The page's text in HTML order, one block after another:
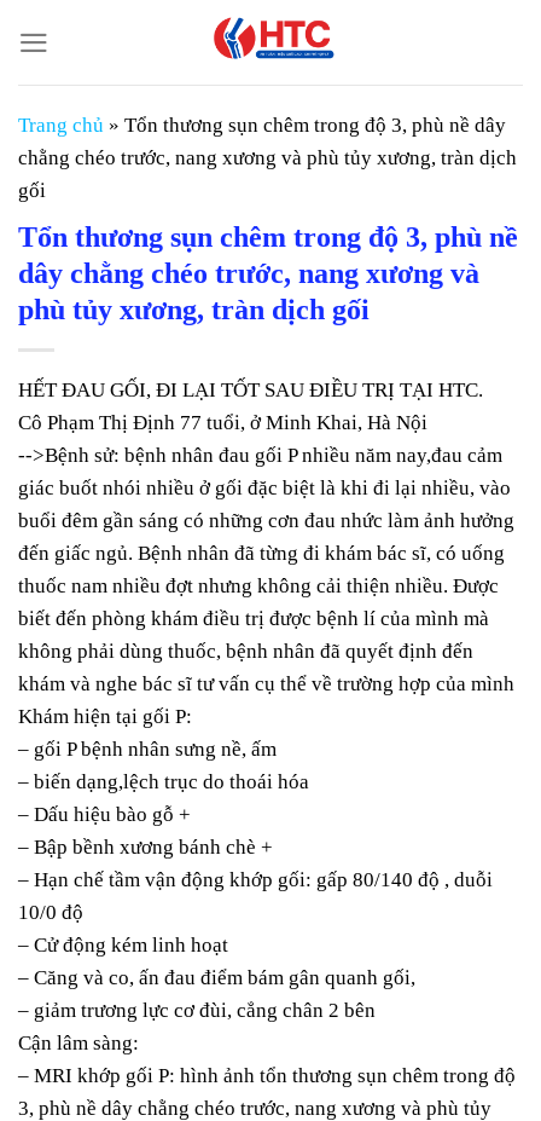
đến
nội
dung
Trang chủ » Tổn thương sụn chêm trong độ 3, phù nề dây
chằng chéo trước, nang xương và phù tủy xương, tràn dịch
gối
Tổn thương sụn chêm trong độ 3, phù nề
dây chằng chéo trước, nang xương và
phù tủy xương, tràn dịch gối
HẾT ĐAU GỐI, ĐI LẠI TỐT SAU ĐIỀU TRỊ TẠI HTC.
Cô Phạm Thị Định 77 tuổi, ở Minh Khai, Hà Nội
-->Bệnh sử: bệnh nhân đau gối P nhiều năm nay,đau cảm
giác buốt nhói nhiều ở gối đặc biệt là khi đi lại nhiều, vào
buổi đêm gần sáng có những cơn đau nhức làm ảnh hưởng
đến giấc ngủ. Bệnh nhân đã từng đi khám bác sĩ, có uống
thuốc nam nhiều đợt nhưng không cải thiện nhiều. Được
biết đến phòng khám điều trị được bệnh lí của mình mà
không phải dùng thuốc, bệnh nhân đã quyết định đến
khám và nghe bác sĩ tư vấn cụ thể về trường hợp của mình
Khám hiện tại gối P:
– gối P bệnh nhân sưng nề, ấm
– biến dạng,lệch trục do thoái hóa
– Dấu hiệu bào gỗ +
– Bập bềnh xương bánh chè +
– Hạn chế tầm vận động khớp gối: gấp 80/140 độ , duỗi
10/0 độ
– Cử động kém linh hoạt
– Căng và co, ấn đau điểm bám gân quanh gối,
– giảm trương lực cơ đùi, cẳng chân 2 bên
Cận lâm sàng:
– MRI khớp gối P: hình ảnh tổn thương sụn chêm trong độ
3, phù nề dây chằng chéo trước, nang xương và phù tủy